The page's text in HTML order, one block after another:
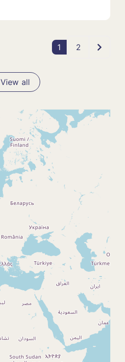
1 2 Older
View all